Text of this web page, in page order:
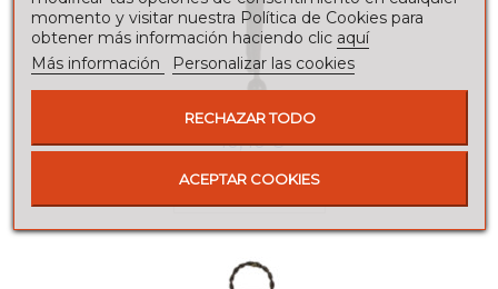
APLIQUES DE PARED INTERIOR
40,40 €
momento y visitar nuestra Política de Cookies para
obtener más información haciendo clic aquí
Más información
Personalizar las cookies
RECHAZAR TODO
ACEPTAR COOKIES